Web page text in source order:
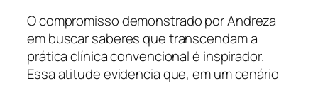
O compromisso demonstrado por Andreza
em buscar saberes que transcendam a
prática clínica convencional é inspirador.
Essa atitude evidencia que, em um cenário